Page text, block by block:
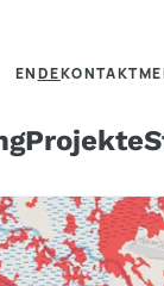
ENDEKONTAKT
Projekte